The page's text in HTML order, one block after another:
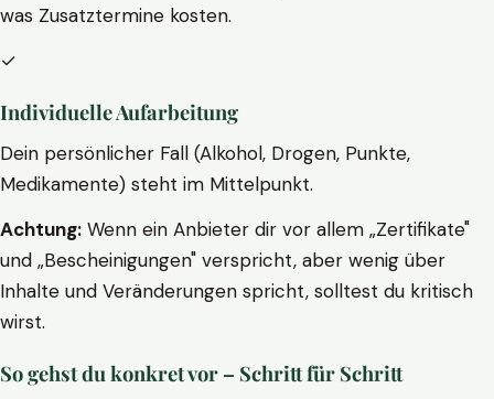
was Zusatztermine kosten.
✓
Individuelle Aufarbeitung
Dein persönlicher Fall (Alkohol, Drogen, Punkte,
Medikamente) steht im Mittelpunkt.
Achtung: Wenn ein Anbieter dir vor allem „Zertifikate"
und „Bescheinigungen" verspricht, aber wenig über
Inhalte und Veränderungen spricht, solltest du kritisch
wirst.
So gehst du konkret vor – Schritt für Schritt